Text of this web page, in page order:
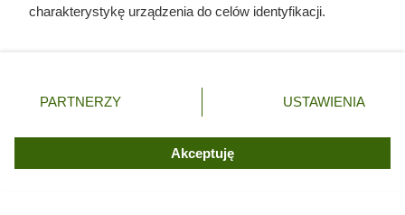
producencie: jego nazwa, adres, numer serii oraz data
Odpowiedzialni producenci dbają o czytelność
, ponieważ zaufanie do marki buduje się dzięki
powtarzalnej jakości i możliwości łatwego potwierdzenia jej
pochodzenia. W praktyce kompletna etykieta jest tym, co
charakterystykę urządzenia do celów identyfikacji.
zmienić/wycofać klikając przycisk ustawień prywatności
znajdujący się w lewym dolnym rogu strony. Niektóre
użytkownika, ale masz prawo sprzeciwić się takiemu
przetwarzaniu. Preferencje będą miały zastosowania tylko
PARTNERZY USTAWIENIA
Akceptuję